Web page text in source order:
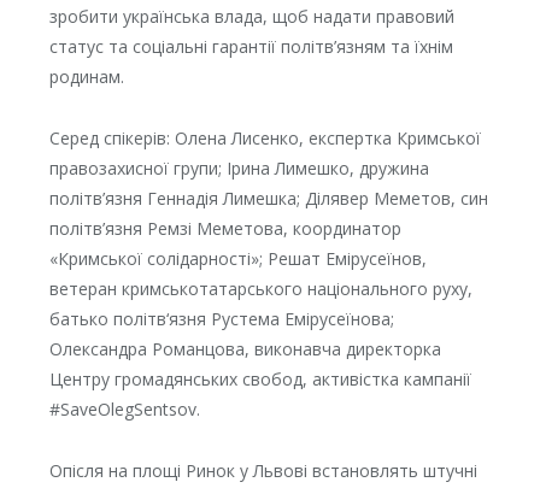
зробити українська влада, щоб надати правовий
статус та соціальні гарантії політв’язням та їхнім
родинам.
Серед спікерів: Олена Лисенко, експертка Кримської
правозахисної групи; Ірина Лимешко, дружина
політв’язня Геннадія Лимешка; Ділявер Меметов, син
політв’язня Ремзі Меметова, координатор
«Кримської солідарності»; Решат Емірусеїнов,
ветеран кримськотатарського національного руху,
батько політв‘язня Рустема Емірусеїнова;
Олександра Романцова, виконавча директорка
Центру громадянських свобод, активістка кампанії
#SaveOlegSentsov.
Опісля на площі Ринок у Львові встановлять штучні